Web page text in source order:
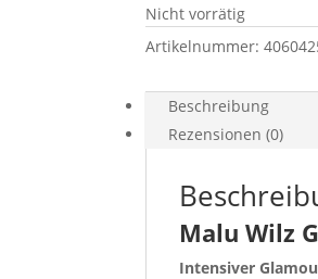
Nicht vorrätig
Artikelnummer:
Beschreibung
Rezensionen (0)
Malu Wilz
Intensiver